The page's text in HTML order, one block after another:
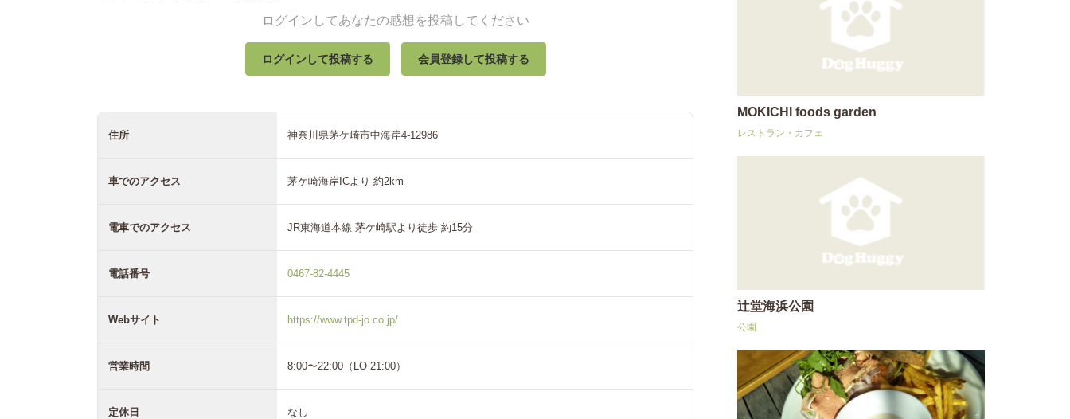
ログインしてあなたの感想を投稿してください
ログインして投稿する 会員登録して投稿する
住所 神奈川県茅ケ崎市中海岸4-12986
車でのアクセス 茅ケ崎海岸ICより 約2km
電車でのアクセス JR東海道本線 茅ケ崎駅より徒歩 約15分
電話番号 0467-82-4445
Webサイト https://www.tpd-jo.co.jp/
営業時間 8:00〜22:00（LO 21:00）
定休日 なし
MOKICHI foods garden
レストラン・カフェ
辻堂海浜公園
公園